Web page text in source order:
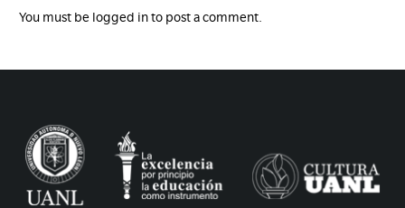
You must be logged in to post a comment.